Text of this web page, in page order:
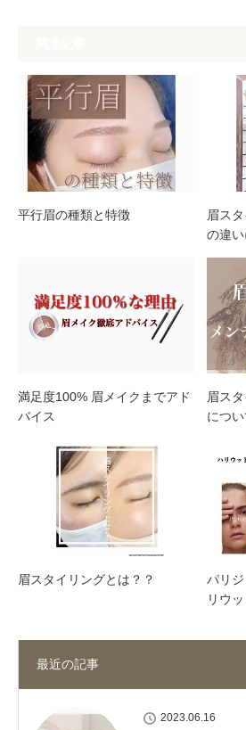
平行眉の種類と特徴
眉ス
の違
満足度100% 眉メイクまでアド
バイス
眉ス
につ
眉スタイリングとは？？
パリ
リウ
最近の記事
2023.06.16